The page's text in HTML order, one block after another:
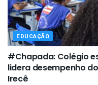
EDUCAÇÃO
#Chapada: Colégio
lidera desempenho
Irecê